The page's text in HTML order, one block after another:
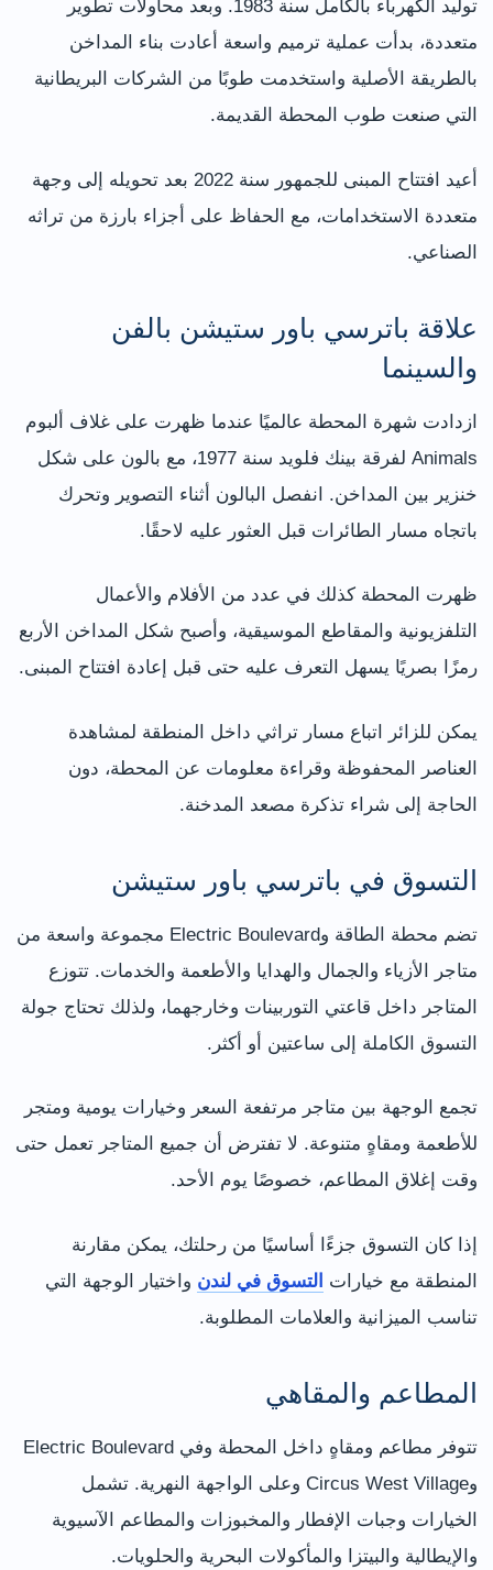
توليد الكهرباء بالكامل سنة 1983. وبعد محاولات تطوير
متعددة، بدأت عملية ترميم واسعة أعادت بناء المداخن
بالطريقة الأصلية واستخدمت طوبًا من الشركات البريطانية
التي صنعت طوب المحطة القديمة.
أعيد افتتاح المبنى للجمهور سنة 2022 بعد تحويله إلى وجهة
متعددة الاستخدامات، مع الحفاظ على أجزاء بارزة من تراثه
الصناعي.
علاقة باترسي باور ستيشن بالفن
والسينما
ازدادت شهرة المحطة عالميًا عندما ظهرت على غلاف ألبوم
Animals لفرقة بينك فلويد سنة 1977، مع بالون على شكل
خنزير بين المداخن. انفصل البالون أثناء التصوير وتحرك
باتجاه مسار الطائرات قبل العثور عليه لاحقًا.
ظهرت المحطة كذلك في عدد من الأفلام والأعمال
التلفزيونية والمقاطع الموسيقية، وأصبح شكل المداخن الأربع
رمزًا بصريًا يسهل التعرف عليه حتى قبل إعادة افتتاح المبنى.
يمكن للزائر اتباع مسار تراثي داخل المنطقة لمشاهدة
العناصر المحفوظة وقراءة معلومات عن المحطة، دون
الحاجة إلى شراء تذكرة مصعد المدخنة.
التسوق في باترسي باور ستيشن
تضم محطة الطاقة وElectric Boulevard مجموعة واسعة من
متاجر الأزياء والجمال والهدايا والأطعمة والخدمات. تتوزع
المتاجر داخل قاعتي التوربينات وخارجهما، ولذلك تحتاج جولة
التسوق الكاملة إلى ساعتين أو أكثر.
تجمع الوجهة بين متاجر مرتفعة السعر وخيارات يومية ومتجر
للأطعمة ومقاهٍ متنوعة. لا تفترض أن جميع المتاجر تعمل حتى
وقت إغلاق المطاعم، خصوصًا يوم الأحد.
إذا كان التسوق جزءًا أساسيًا من رحلتك، يمكن مقارنة
المنطقة مع خيارات التسوق في لندن واختيار الوجهة التي
تناسب الميزانية والعلامات المطلوبة.
المطاعم والمقاهي
تتوفر مطاعم ومقاهٍ داخل المحطة وفي Electric Boulevard
وCircus West Village وعلى الواجهة النهرية. تشمل
الخيارات وجبات الإفطار والمخبوزات والمطاعم الآسيوية
والإيطالية والبيتزا والمأكولات البحرية والحلويات.